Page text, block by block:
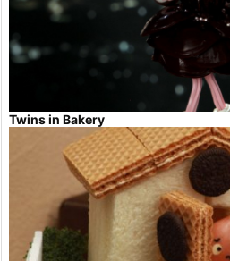
Twins in Bakery